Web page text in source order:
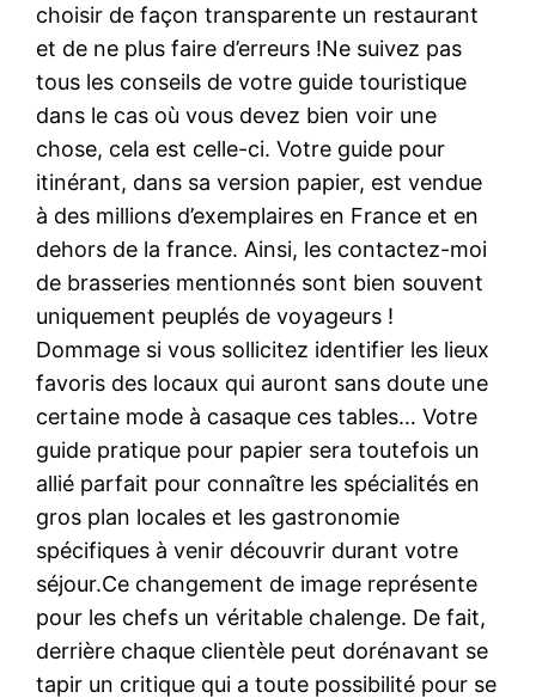
choisir de façon transparente un restaurant
et de ne plus faire d’erreurs !Ne suivez pas
tous les conseils de votre guide touristique
dans le cas où vous devez bien voir une
chose, cela est celle-ci. Votre guide pour
itinérant, dans sa version papier, est vendue
à des millions d’exemplaires en France et en
dehors de la france. Ainsi, les contactez-moi
de brasseries mentionnés sont bien souvent
uniquement peuplés de voyageurs !
Dommage si vous sollicitez identifier les lieux
favoris des locaux qui auront sans doute une
certaine mode à casaque ces tables… Votre
guide pratique pour papier sera toutefois un
allié parfait pour connaître les spécialités en
gros plan locales et les gastronomie
spécifiques à venir découvrir durant votre
séjour.Ce changement de image représente
pour les chefs un véritable chalenge. De fait,
derrière chaque clientèle peut dorénavant se
tapir un critique qui a toute possibilité pour se